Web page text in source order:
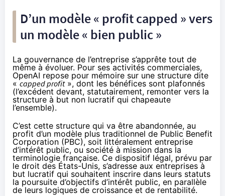
D’un modèle « profit capped » vers
un modèle « bien public »
La gouvernance de l’entreprise s’apprête tout de
même à évoluer. Pour ses activités commerciales,
OpenAI repose pour mémoire sur une structure dite
«capped profit», dont les bénéfices sont plafonnés
(l’excédent devant, statutairement, remonter vers la
structure à but non lucratif qui chapeaute
l’ensemble).
C’est cette structure qui va être abandonnée, au
profit d’un modèle plus traditionnel de Public Benefit
Corporation (PBC), soit littéralement entreprise
d’intérêt public, ou société à mission dans la
terminologie française. Ce dispositif légal, prévu par
le droit des États-Unis, s’adresse aux entreprises à
but lucratif qui souhaitent inscrire dans leurs statuts
la poursuite d’objectifs d’intérêt public, en parallèle
de leurs logiques de croissance et de rentabilité.